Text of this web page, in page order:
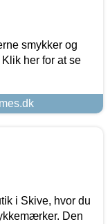
smykker og
her for at se
i Skive, hvor du
Den